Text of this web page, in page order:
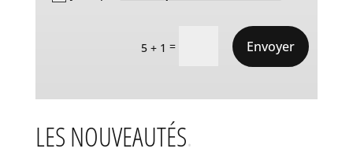
5 + 1 = Envoyer
LES NOUVEAUTÉS